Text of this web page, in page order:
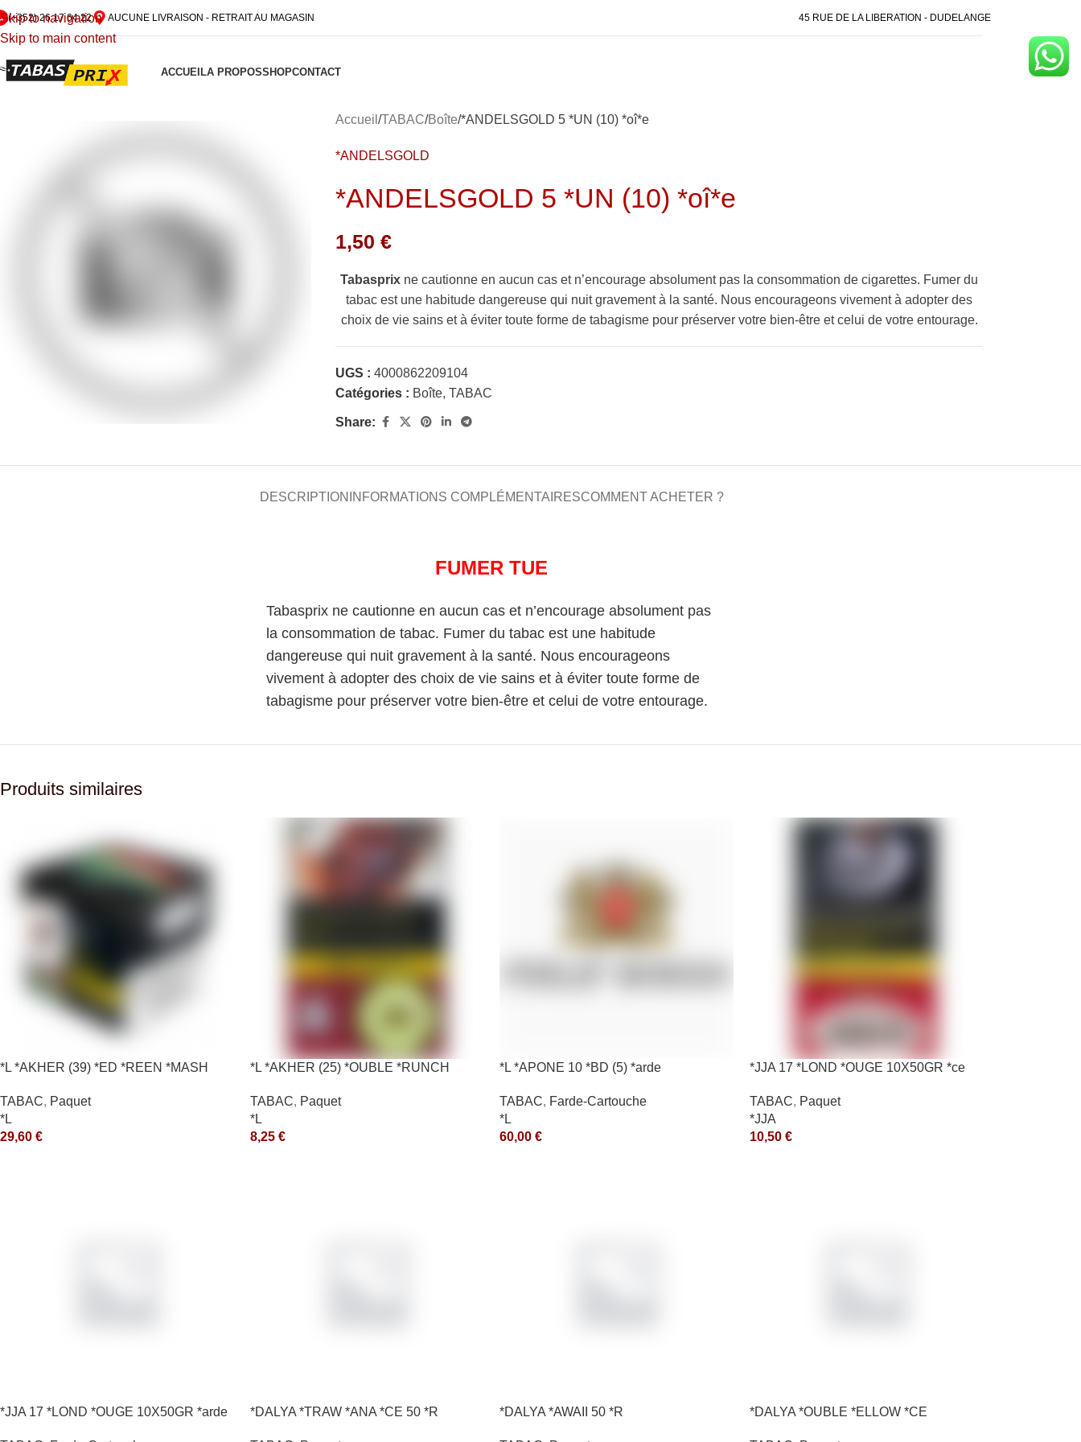
Skip to navigation
Skip to main content
(+352) 26 17 64 22 AUCUNE LIVRAISON - RETRAIT AU MAGASIN 45 RUE DE LA LIBERATION - DUDELANGE
ACCUEILA PROPOSSHOPCONTACT
Accueil TABAC Boîte *ANDELSGOLD 5 *UN (10) *oî*e
*ANDELSGOLD
*ANDELSGOLD 5 *UN (10) *oî*e
1,50€
Tabasprix ne cautionne en aucun cas et n’encourage absolument pas la consommation de cigarettes. Fumer du
tabac est une habitude dangereuse qui nuit gravement à la santé. Nous encourageons vivement à adopter des
choix de vie sains et à éviter toute forme de tabagisme pour préserver votre bien-être et celui de votre entourage.
UGS :4000862209104
Catégories : Boîte, TABAC
Share:
DESCRIPTION INFORMATIONS COMPLÉMENTAIRESCOMMENT ACHETER ?
FUMER TUE
Tabasprix ne cautionne en aucun cas et n’encourage absolument pas
la consommation de tabac. Fumer du tabac est une habitude
dangereuse qui nuit gravement à la santé. Nous encourageons
vivement à adopter des choix de vie sains et à éviter toute forme de
tabagisme pour préserver votre bien-être et celui de votre entourage.
Produits similaires
*L *AKHER (39) *ED *REEN *MASH
TABAC, Paquet
*L
29,60 €
*L *AKHER (25) *OUBLE *RUNCH
TABAC, Paquet
*L
8,25 €
*L *APONE 10 *BD (5) *arde
TABAC, Farde-Cartouche
*L
60,00 €
*JJA 17 *LOND *OUGE 10X50GR *ce
TABAC, Paquet
*JJA
10,50 €
*JJA 17 *LOND *OUGE 10X50GR *arde *DALYA *TRAW *ANA *CE 50 *R *DALYA *AWAII 50 *R *DALYA *OUBLE *ELLOW *CE